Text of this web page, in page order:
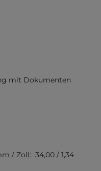
mit Dokumenten
/ Zoll: 34,00 / 1,34